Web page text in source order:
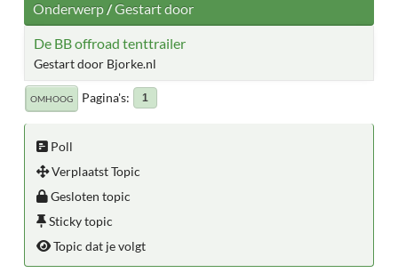
Onderwerp/Gestart door
De BB offroad tenttrailer
Gestart door Bjorke.nl
OMHOOG Pagina's 1
Poll
Verplaatst Topic
Gesloten topic
Sticky topic
Topic dat je volgt